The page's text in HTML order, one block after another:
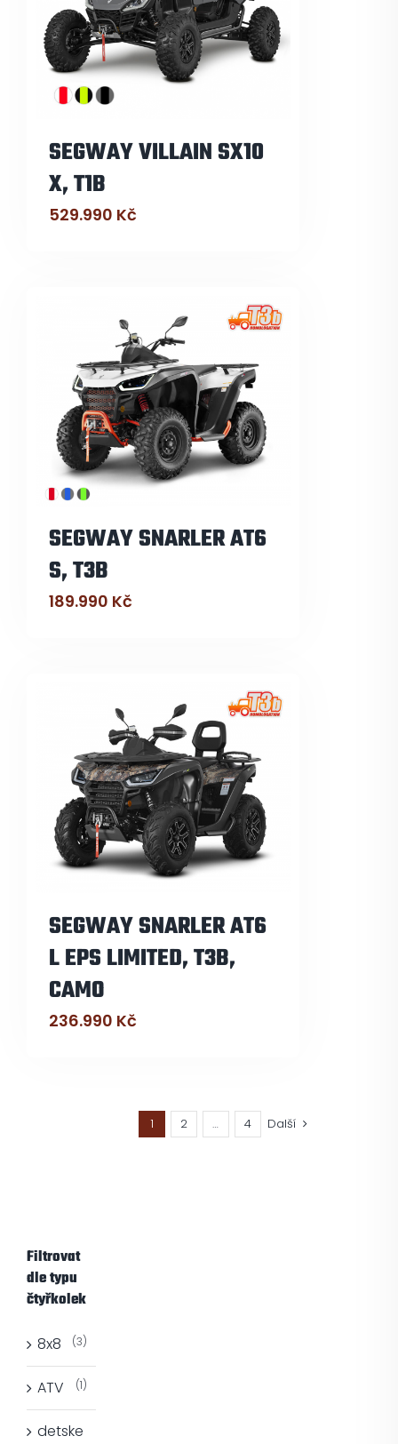
SEGWAY VILLAIN SX10
X, T1B
529.990 Kč
SEGWAY SNARLER AT6
S, T3B
189.990 Kč
SEGWAY SNARLER AT6
L EPS LIMITED, T3B,
CAMO
236.990 Kč
1 2 … 4 Další
Filtrovat
dle typu
čtyřkolek
8x8 (3)
ATV (1)
detske